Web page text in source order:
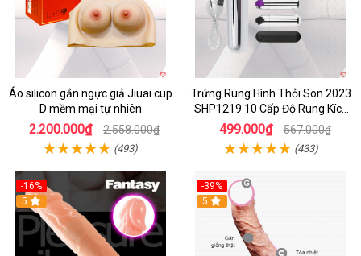
Áo silicon gắn ngực giả Jiuai cup
D mềm mại tự nhiên
2.200.000₫ 2.558.000₫
(493)
Trứng Rung Hình Thỏi Son 2023
SHP1219 10 Cấp Độ Rung Kích
Thích
499.000₫ 567.000₫
(433)
-16%
5
-39%
5